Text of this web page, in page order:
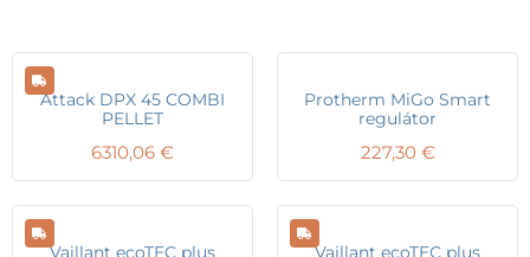
Attack DPX 45 COMBI
PELLET
6310,06 €
Protherm MiGo Smart
regulátor
227,30 €
Vaillant ecoTEC plus
Vaillant ecoTEC plus